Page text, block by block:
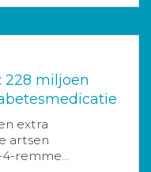
228 miljoen
extra
artsen
remme...